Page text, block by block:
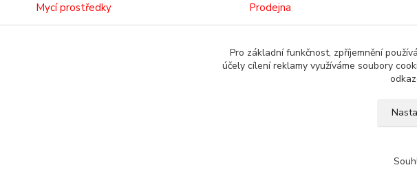
Mycí prostředky
Prodejna
Pro základní funkčnost, zpříjemnění
účely cílení reklamy využíváme soubory